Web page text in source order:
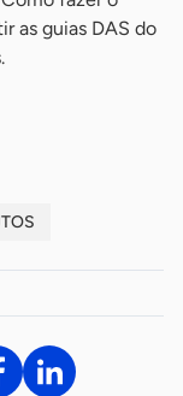
as guias DAS do